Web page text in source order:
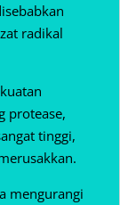
radikal
protease,
tinggi,
mengurangi